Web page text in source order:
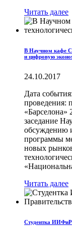
Читать далее
В Научном кафе
и цифровую
24.10.2017
Дата
проведения:
«Барселона»
заседание
обсуждению
программы
новых
Читать далее
Студентка